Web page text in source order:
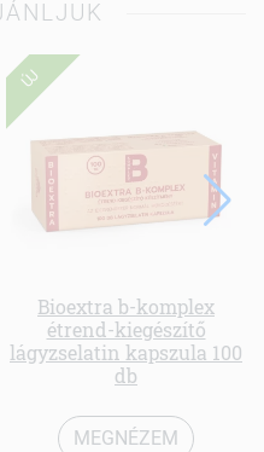
ÚJ
Bioextra b-komplex
étrend-kiegészítő
lágyzselatin kapszula 100
db
MEGNÉZEM